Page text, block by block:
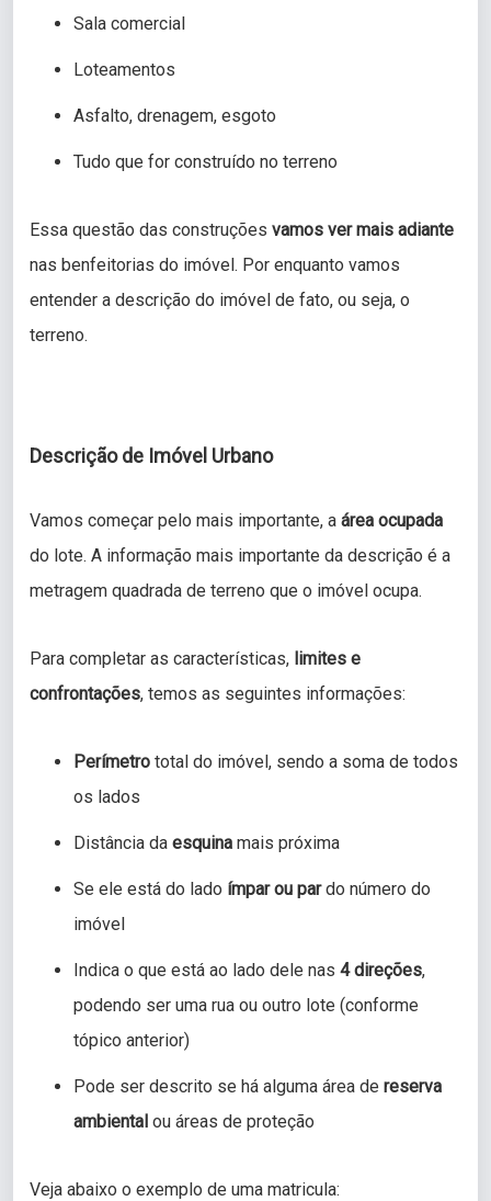
Sala comercial
Loteamentos
Asfalto, drenagem, esgoto
Tudo que for construído no terreno
Essa questão das construções vamos ver mais adiante
nas benfeitorias do imóvel. Por enquanto vamos
entender a descrição do imóvel de fato, ou seja, o
terreno.
Descrição de Imóvel Urbano
Vamos começar pelo mais importante, a área ocupada
do lote. A informação mais importante da descrição é a
metragem quadrada de terreno que o imóvel ocupa.
Para completar as características, limites e
confrontações, temos as seguintes informações:
Perímetro total do imóvel, sendo a soma de todos
os lados
Distância da esquina mais próxima
Se ele está do lado ímpar ou pardo número do
imóvel
Indica o que está ao lado dele nas 4 direções,
podendo ser uma rua ou outro lote (conforme
tópico anterior)
Pode ser descrito se há alguma área de reserva
ambiental ou áreas de proteção
Veja abaixo o exemplo de uma matricula: